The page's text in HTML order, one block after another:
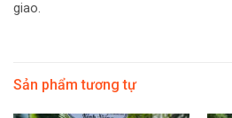
giao.
Sản phẩm tương tự